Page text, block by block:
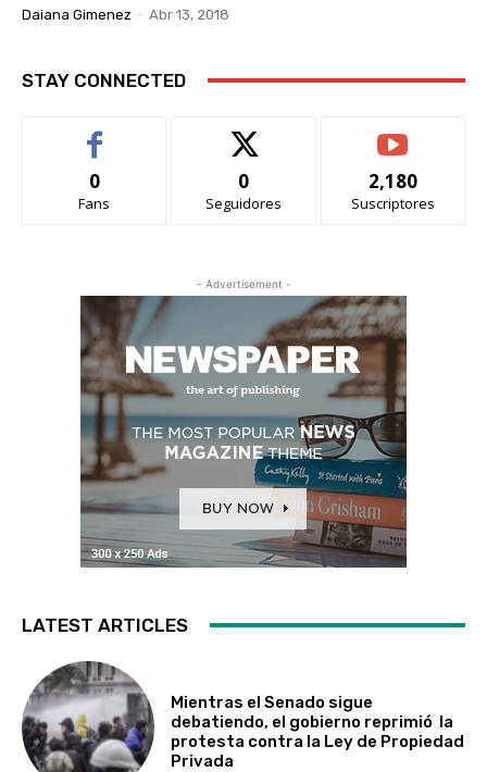
Daiana Gimenez - Abr 13, 2018
STAY CONNECTED
0
Fans
0
Seguidores
2,180
Suscriptores
- Advertisement -
LATEST ARTICLES
Mientras el Senado sigue
debatiendo, el gobierno reprimió la
protesta contra la Ley de Propiedad
Privada